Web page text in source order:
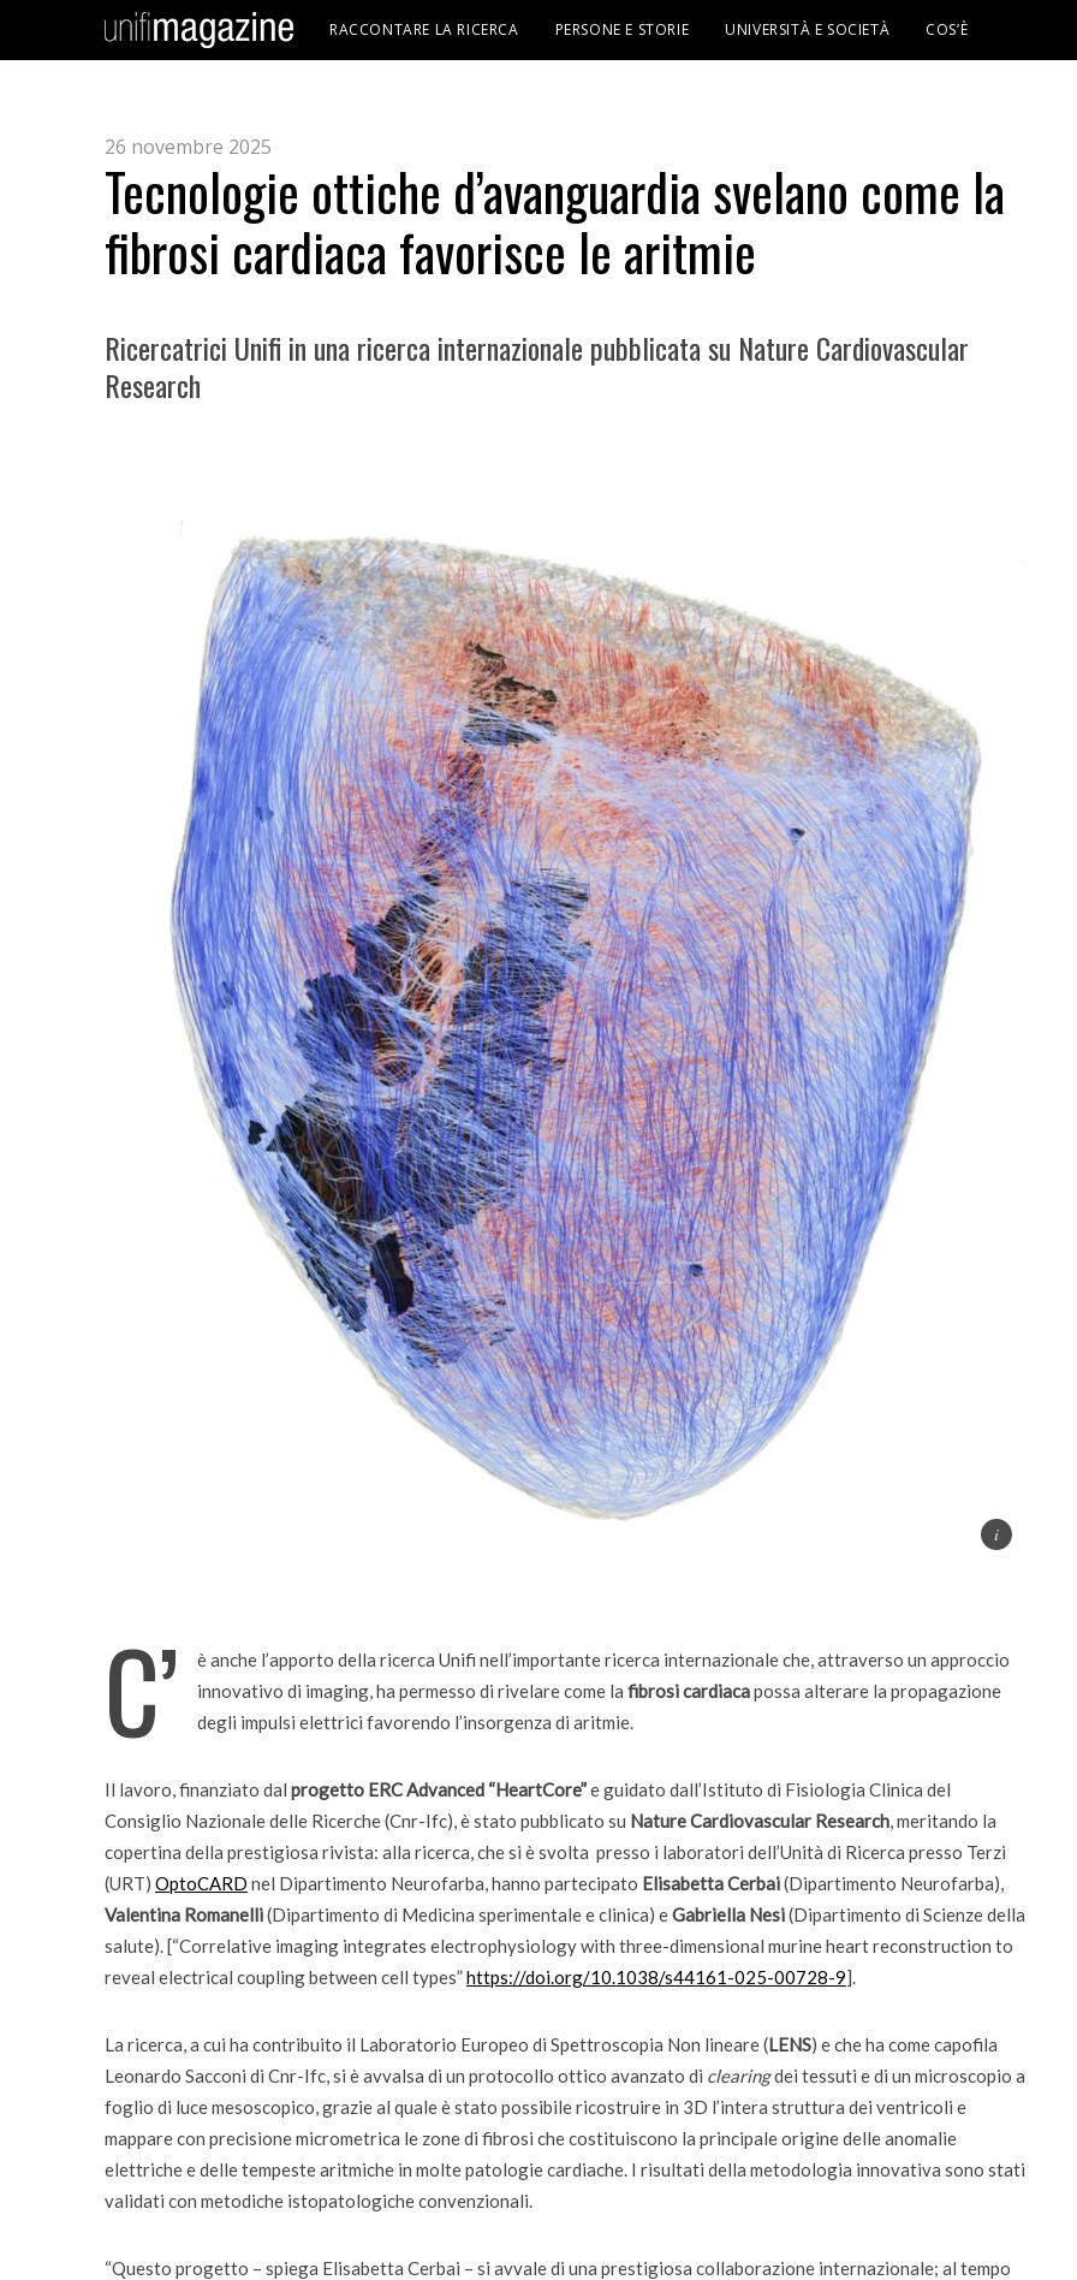
RACCONTARE LA RICERCA PERSONE E STORIE UNIVERSITÀ E SOCIETÀ COS’È
26 novembre 2025
Tecnologie ottiche d’avanguardia svelano come la
fibrosi cardiaca favorisce le aritmie
Ricercatrici Unifi in una ricerca internazionale pubblicata su Nature Cardiovascular
Research
C’
è anche l’apporto della ricerca Unifi nell’importante ricerca internazionale che, attraverso un approccio
innovativo di imaging, ha permesso di rivelare come la fibrosi cardiacapossa alterare la propagazione
degli impulsi elettrici favorendo l’insorgenza di aritmie.
Il lavoro, finanziato dal progetto ERC Advanced “HeartCore”e guidato dall’Istituto di Fisiologia Clinica del
Consiglio Nazionale delle Ricerche (Cnr-Ifc), è stato pubblicato su Nature Cardiovascular Research, meritando la
copertina della prestigiosa rivista: alla ricerca, che si è svolta presso i laboratori dell’Unità di Ricerca presso Terzi
(URT) OptoCARD nel Dipartimento Neurofarba, hanno partecipato Elisabetta Cerbai(Dipartimento Neurofarba),
Valentina Romanelli(Dipartimento di Medicina sperimentale e clinica) eGabriella Nesi(Dipartimento di Scienze della
salute). [“Correlative imaging integrates electrophysiology with three-dimensional murine heart reconstruction to
reveal electrical coupling between cell types”https://doi.org/10.1038/s44161-025-00728-9].
La ricerca, a cui ha contribuito il Laboratorio Europeo di Spettroscopia Non lineare (LENS) e che ha come capofila
Leonardo Sacconi di Cnr-Ifc, si è avvalsa di un protocollo ottico avanzato di clearingdei tessuti e di un microscopio a
foglio di luce mesoscopico, grazie al quale è stato possibile ricostruire in 3D l’intera struttura dei ventricoli e
mappare con precisione micrometrica le zone di fibrosi che costituiscono la principale origine delle anomalie
elettriche e delle tempeste aritmiche in molte patologie cardiache. I risultati della metodologia innovativa sono stati
validati con metodiche istopatologiche convenzionali.
“Questo progetto – spiega Elisabetta Cerbai – si avvale di una prestigiosa collaborazione internazionale; al tempo
Incarichi e riconoscimenti
Quando la robotica ascolta la voce dei
bambini
Didattica
Didattica del futuro tra presenza e online:
da settembre dodici corsi “blended”